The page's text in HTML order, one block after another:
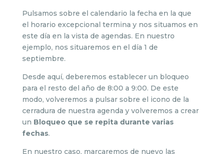
Pulsamos sobre el calendario la fecha en la que
el horario excepcional termina y nos situamos en
este día en la vista de agendas. En nuestro
ejemplo, nos situaremos en el día 1 de
septiembre.
Desde aquí, deberemos establecer un bloqueo
para el resto del año de 8:00 a 9:00. De este
modo, volveremos a pulsar sobre el icono de la
cerradura de nuestra agenda y volveremos a crear
un Bloqueo que se repita durante varias
fechas.
En nuestro caso, marcaremos de nuevo las